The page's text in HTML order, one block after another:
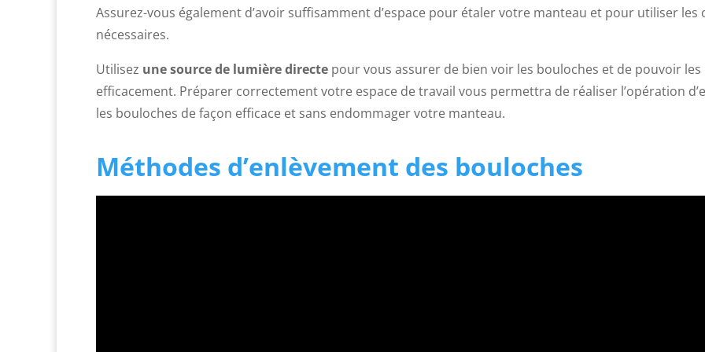
Assurez-vous également d’avoir suffisamment d’espace pour étaler votre manteau et pour utiliser les
nécessaires.
Utilisez une source de lumière directe pour vous assurer de bien voir les bouloches et de pouvoir les
efficacement. Préparer correctement votre espace de travail vous permettra de réaliser l’opération
les bouloches de façon efficace et sans endommager votre manteau.
Méthodes d’enlèvement des bouloches